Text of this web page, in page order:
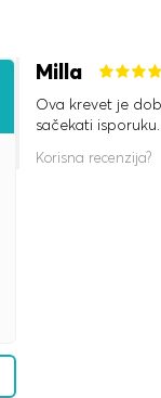
Milla
Ova krevet je
sačekati
Korisna recenzija?